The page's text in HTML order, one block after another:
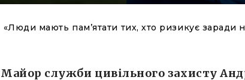
«Люди мають пам’ятати тих, хто ризикує заради
Майор служби цивільного захисту